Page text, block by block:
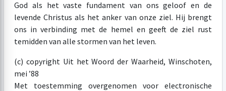
God als het vaste fundament van ons geloof en de
levende Christus als het anker van onze ziel. Hij brengt
ons in verbinding met de hemel en geeft de ziel rust
temidden van alle stormen van het leven.
(c) copyright Uit het Woord der Waarheid, Winschoten,
mei ’88
Met toestemming overgenomen voor electronische